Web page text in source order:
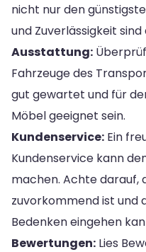
nicht nur den
und Zuverlässigkeit
Ausstattung:
Fahrzeuge des
gut gewartet und für
Möbel geeignet sein.
Kundenservice: Ein
Kundenservice kann
machen. Achte darauf,
zuvorkommend ist und
Bedenken eingehen
Bewertungen: Lies